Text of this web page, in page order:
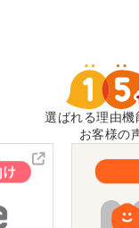
選ばれる理由機
お客様の